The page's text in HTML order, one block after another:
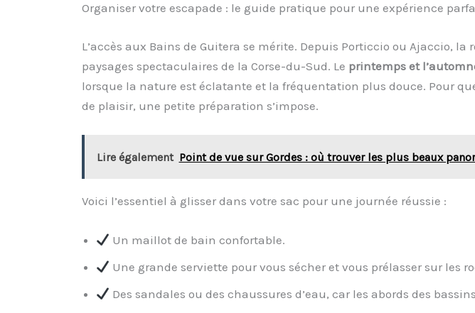
Organiser votre escapade : le guide pratique pour une expérience
L’accès aux Bains de Guitera se mérite. Depuis Porticcio ou Ajaccio, la
paysages spectaculaires de la Corse-du-Sud. Le printemps et
lorsque la nature est éclatante et la fréquentation plus douce. Pour
de plaisir, une petite préparation s’impose.
Lire également Point de vue sur Gordes : où trouver les plus beaux
Voici l’essentiel à glisser dans votre sac pour une journée réussie :
Un maillot de bain confortable.
Une grande serviette pour vous sécher et vous prélasser sur les
Des sandales ou des chaussures d’eau, car les abords des